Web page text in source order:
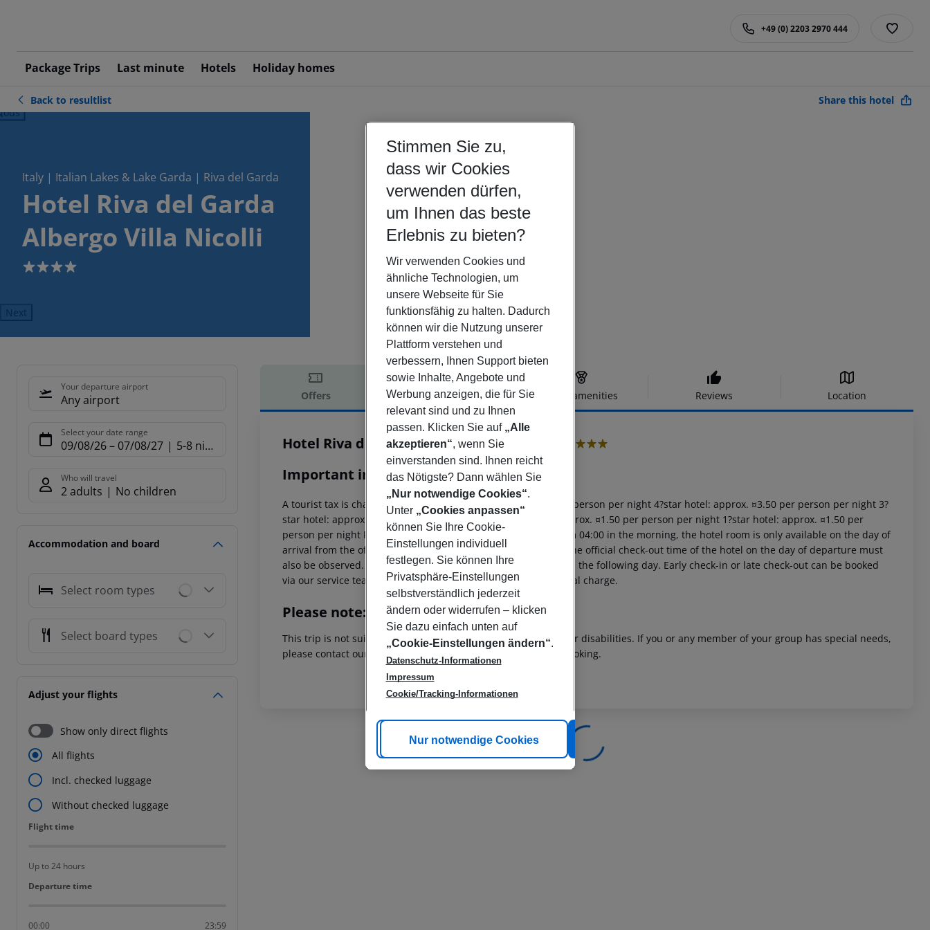
Package Trips Last minute Hotels Holiday homes
+49 (0) 2203 2970 444
Back to resultlist Share this hotel
Italy | Italian Lakes & Lake Garda | Riva del Garda
Hotel Riva del Garda
Albergo Villa Nicolli
4
Next
Your departure airport
Any airport
Select your date range
09/08/26– 07/08/27 5-8 nights
Who will travel
2 adults No children
Accommodation and board
Select room types
Select board types
Adjust your flights
Show only direct flights
All flights
Incl. checked luggage
Without checked luggage
Flight time
Flight time
Up to 24 hours
Departure time
Departure time
00:00 23:59
Offers Offer description Hotel amenities Reviews Location
Offer description
Hotel Riva del Garda Albergo Villa Nicolli
Important info
A tourist tax is charged on site: 5?star hotel: approx. ¤4.50 per person per night 4?star hotel: approx. ¤3.50 per person per night 3?
star hotel: approx. ¤2.50 per person per night 2?star hotel: approx. ¤1.50 per person per night 1?star hotel: approx. ¤1.50 per
person per night For scheduled arrivals at the destination from 04:00 in the morning, the hotel room is only available on the day of
arrival from the official check-in time of the respective hotel. The official check-out time of the hotel on the day of departure must
also be observed. This includes return flights until 3.00 a.m. on the following day. Early check-in or late check-out can be booked
via our service team, subject to availability and for an additional charge.
Please note:
This trip is not suitable for passengers with reduced mobility or disabilities. If you or any member of your group has special needs,
please contact our customer service before confirming your booking.
Stimmen Sie zu,
dass wir Cookies
verwenden dürfen,
um Ihnen das beste
Erlebnis zu bieten?
Wir verwenden Cookies und
ähnliche Technologien, um
unsere Webseite für Sie
funktionsfähig zu halten. Dadurch
können wir die Nutzung unserer
Plattform verstehen und
verbessern, Ihnen Support bieten
sowie Inhalte, Angebote und
Werbung anzeigen, die für Sie
relevant sind und zu Ihnen
passen. Klicken Sie auf „Alle
akzeptieren“, wenn Sie
einverstanden sind. Ihnen reicht
das Nötigste? Dann wählen Sie
„Nur notwendige Cookies“.
Unter „Cookies anpassen“
können Sie Ihre Cookie-
Einstellungen individuell
festlegen. Sie können Ihre
Privatsphäre-Einstellungen
selbstverständlich jederzeit
ändern oder widerrufen – klicken
Sie dazu einfach unten auf
„Cookie-Einstellungen ändern“.
Datenschutz-Informationen
Impressum
Cookie/Tracking-Informationen
Cookie anpassen
Nur notwendige Cookies